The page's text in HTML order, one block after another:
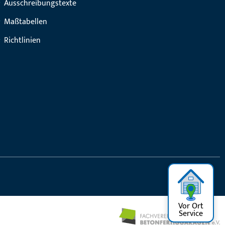
Ausschreibungstexte
Maßtabellen
Richtlinien
Vor Ort
Service